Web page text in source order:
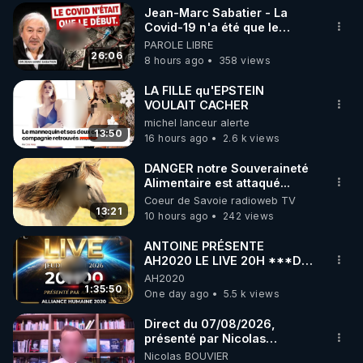
site Regenere.org :
http://regenere.org/register
Découvrir les stages Régénère :
http://regenere.org/stages-conferences/
Le forum du site Regenere :
http://regenere.org/forum/
Les informations présentées dans cette vidéo sont
tirées d'abord d’une synthèse d’ouvrages, articles
et/ou publications scientifiques,. Par ailleurs,
Thierry Casasnovas fait profiter de son expérience
personnelle les auditeurs de cette vidéo au titre de
« la libre communication des pensées et des
opinions », droit et devoir citoyen par excellence.
Ces éléments d’information ne prétendent bien sûr
pas à l’exhaustivité et n’engagent que l’opinion de
leurs auteurs, chaque lecteur étant libre de
26:06
Jean-Marc Sabatier - La
Covid-19 n'a été que le
début - L'ARN messager
jusqu où ira-t-il ?
PAROLE LIBRE
8 hours ago
358 views
13:50
LA FILLE qu'EPSTEIN
VOULAIT CACHER
michel lanceur alerte
16 hours ago
2.6 k views
13:21
DANGER notre Souveraineté
Alimentaire est attaqué...
Coeur de Savoie radioweb TV
10 hours ago
242 views
1:35:50
ANTOINE PRÉSENTE
AH2020 LE LIVE 20H ***DU
06/08/2026***
AH2020
One day ago
5.5 k views
Direct du 07/08/2026,
présenté par Nicolas
BOUVIER
Nicolas BOUVIER